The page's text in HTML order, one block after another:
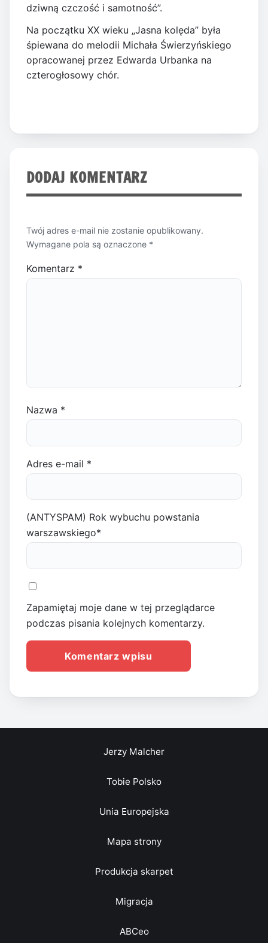
dziwną czczość i samotność”.
Na początku XX wieku „Jasna kolęda” była
śpiewana do melodii Michała Świerzyńskiego
opracowanej przez Edwarda Urbanka na
czterogłosowy chór.
DODAJ KOMENTARZ
Twój adres e-mail nie zostanie opublikowany.
Wymagane pola są oznaczone *
Komentarz *
Nazwa *
Adres e-mail *
(ANTYSPAM) Rok wybuchu powstania
warszawskiego*
Zapamiętaj moje dane w tej przeglądarce
podczas pisania kolejnych komentarzy.
Jerzy Malcher
Tobie Polsko
Unia Europejska
Mapa strony
Produkcja skarpet
Migracja
ABCeo